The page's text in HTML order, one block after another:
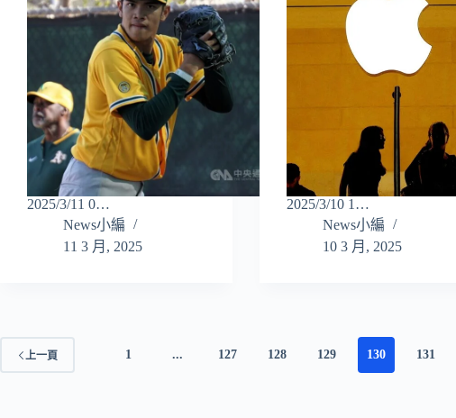
2025/3/11 0…
News小編
11 3 月, 2025
2025/3/10 1…
News小編
10 3 月, 2025
上一頁 1 ... 127 128 129 130 131